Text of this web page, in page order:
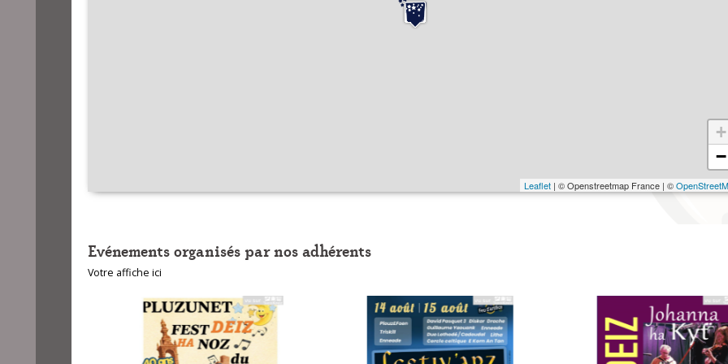
+
−
Leaflet| © Openstreetmap France | ©
Evénements organisés par nos adhérents
Votre affiche ici